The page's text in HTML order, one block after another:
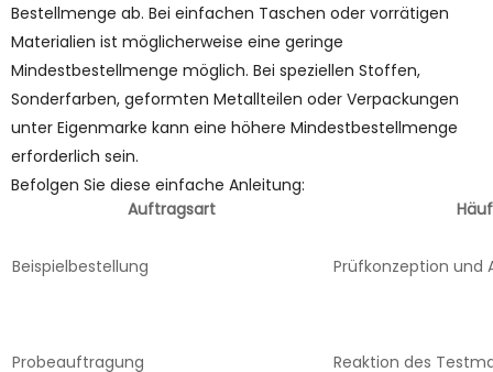
Bestellmenge ab. Bei einfachen Taschen oder vorrätigen
Materialien ist möglicherweise eine geringe
Mindestbestellmenge möglich. Bei speziellen Stoffen,
Sonderfarben, geformten Metallteilen oder Verpackungen
unter Eigenmarke kann eine höhere Mindestbestellmenge
erforderlich sein.
Befolgen Sie diese einfache Anleitung:
Auftragsart
Beispielbestellung Prüfkonzeption und
Probeauftragung Reaktion des